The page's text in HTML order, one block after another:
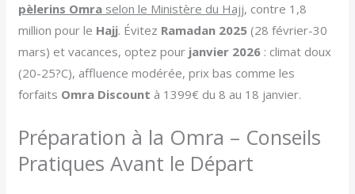
pèlerins Omra selon le Ministère du Hajj, contre 1,8
million pour le Hajj. Évitez Ramadan 2025 (28 février-30
mars) et vacances, optez pour janvier 2026 : climat doux
(20-25?C), affluence modérée, prix bas comme les
forfaits Omra Discount à 1399€ du 8 au 18 janvier.
Préparation à la Omra – Conseils
Pratiques Avant le Départ